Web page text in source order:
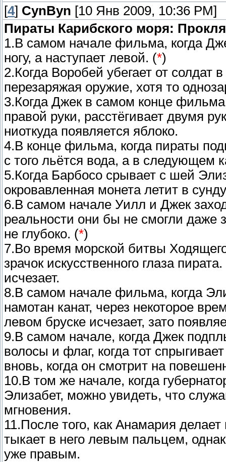
[4] CynByn [10 Янв 2009, 10:36 PM]
Пираты Карибского моря:
1.В самом начале фильма, когда
ногу, а наступает левой. (*)
2.Когда Воробей убегает от солдат
перезаряжая оружие, хотя то
3.Когда Джек в самом конце
правой руки, расстёгивает двумя
ниоткуда появляется яблоко.
4.В конце фильма, когда пираты
с того льётся вода, а в следующем
5.Когда Барбосо срывает с шей
окровавленная монета летит в
6.В самом начале Уилл и Джек
реальности они бы не смогли даже
не глубоко. (*)
7.Во время морской битвы
зрачок искусственного глаза
исчезает.
8.В самом начале фильма, когда
намотан канат, через некоторое
левом бруске исчезает, зато
9.В самом начале, когда Джек
волосы и флаг, когда тот
вновь, когда он смотрит на
10.В том же начале, когда
Элизабет, можно увидеть, что
мгновения.
11.После того, как Анамария
тыкает в него левым пальцем,
уже правым.